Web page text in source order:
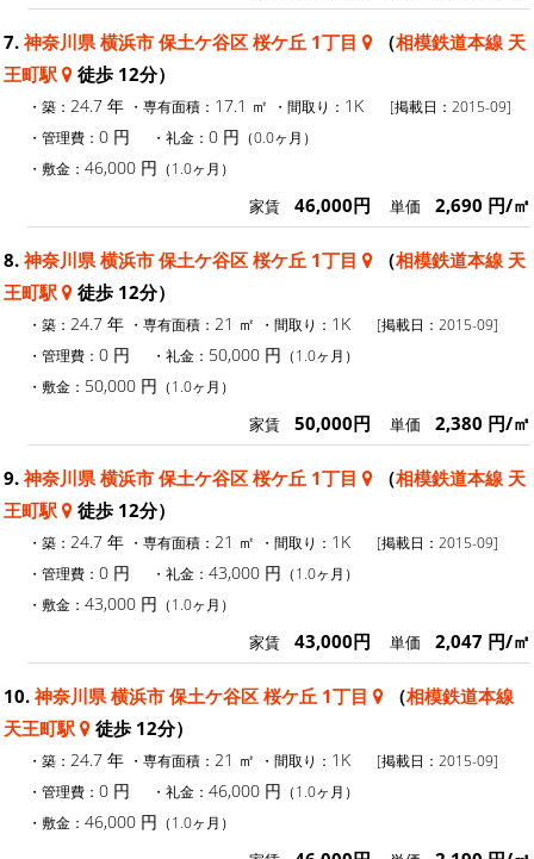
7. 神奈川県 横浜市 保土ケ谷区 桜ケ丘 1丁目 （相模鉄道本線 天
王町駅
徒歩 12分）
・築： 24.7 年 ・専有面積： 17.1 ㎡ ・間取り： 1K
[掲載日：2015-09]
・管理費： 0 円 ・礼金： 0 円 （0.0ヶ月）
・敷金： 46,000 円 （1.0ヶ月）
家賃 46,000円 単価 2,690 円/㎡
8. 神奈川県 横浜市 保土ケ谷区 桜ケ丘 1丁目 （相模鉄道本線 天
王町駅
徒歩 12分）
・築： 24.7 年 ・専有面積： 21 ㎡ ・間取り： 1K
[掲載日：2015-09]
・管理費： 0 円 ・礼金： 50,000 円 （1.0ヶ月）
・敷金： 50,000 円 （1.0ヶ月）
家賃 50,000円 単価 2,380 円/㎡
9. 神奈川県 横浜市 保土ケ谷区 桜ケ丘 1丁目 （相模鉄道本線 天
王町駅
徒歩 12分）
・築： 24.7 年 ・専有面積： 21 ㎡ ・間取り： 1K
[掲載日：2015-09]
・管理費： 0 円 ・礼金： 43,000 円 （1.0ヶ月）
・敷金： 43,000 円 （1.0ヶ月）
家賃 43,000円 単価 2,047 円/㎡
10. 神奈川県 横浜市 保土ケ谷区 桜ケ丘 1丁目 （相模鉄道本線
天王町駅
徒歩 12分）
・築： 24.7 年 ・専有面積： 21 ㎡ ・間取り： 1K
[掲載日：2015-09]
・管理費： 0 円 ・礼金： 46,000 円 （1.0ヶ月）
・敷金： 46,000 円 （1.0ヶ月）